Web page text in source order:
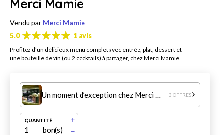
Merci Mamie
Vendu par Merci Mamie
5.0
1 avis
Profitez d’un délicieux menu complet avec entrée, plat, dessert et
une bouteille de vin (ou 2 cocktails) à partager, chez Merci Mamie.
Un moment d’exception chez Merci Mamie + 3 OFFRES
QUANTITÉ
1 bon(s)